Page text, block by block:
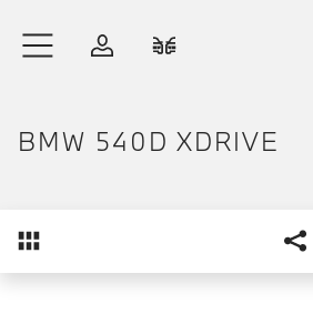
Anmelden
BMW 540D XDRIVE